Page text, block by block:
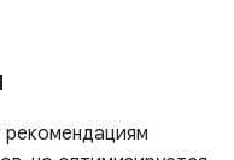
рекомендациям